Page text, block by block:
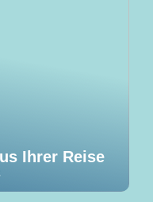
Ihrer Reise